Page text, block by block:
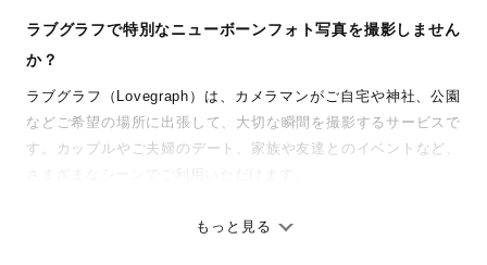
ラブグラフで特別なニューボーンフォト写真を撮影しません
か？
ラブグラフ（Lovegraph）は、カメラマンがご自宅や神社、公園
などご希望の場所に出張して、大切な瞬間を撮影するサービスで
す。カップルやご夫婦のデート、家族や友達とのイベントなど、
ありのままの空気感を大切に、何十年経っても見返したくなるよ
もっと見る